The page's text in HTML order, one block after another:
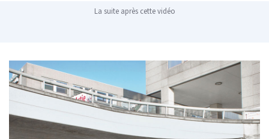
La suite après cette vidéo